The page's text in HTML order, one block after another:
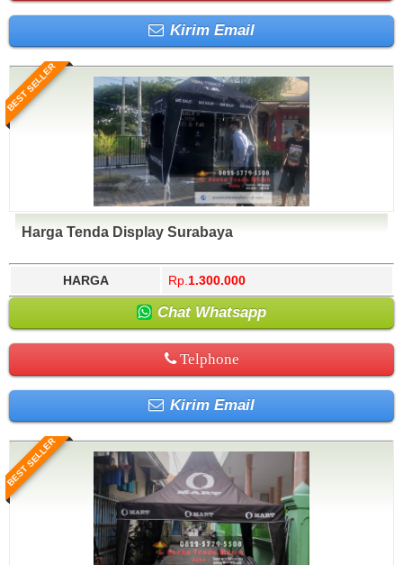
Kirim Email
BEST SELLER
Harga Tenda Display Surabaya
HARGA Rp. 1.300.000
Chat Whatsapp
Telphone
Kirim Email
BEST SELLER